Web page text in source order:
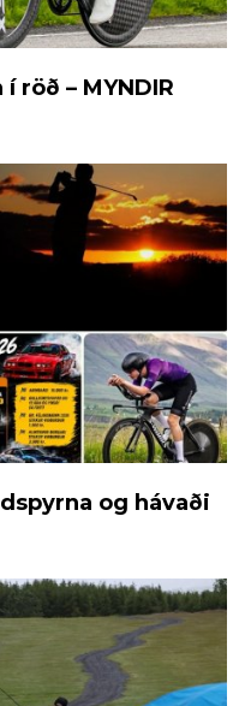
röð – MYNDIR
og hávaði